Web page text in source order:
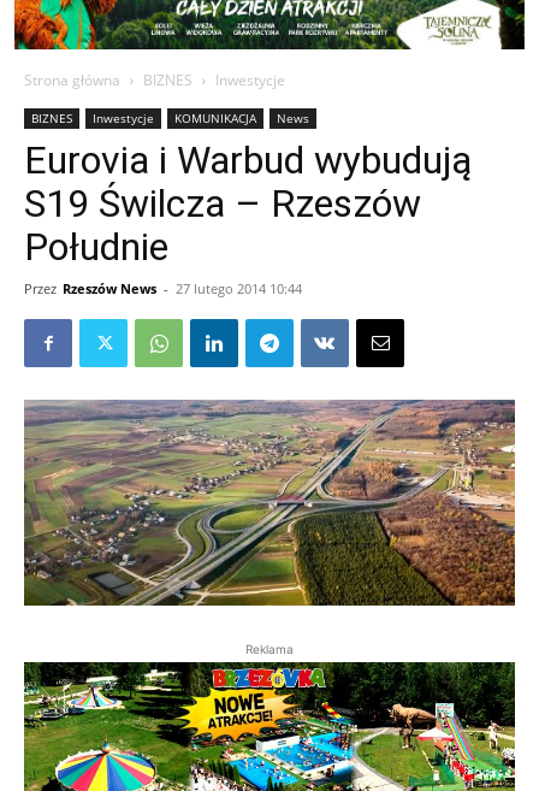
Strona główna BIZNES Inwestycje
BIZNES Inwestycje KOMUNIKACJA News
Eurovia i Warbud wybudują
S19 Świlcza – Rzeszów
Południe
Przez Rzeszów News - 27 lutego 2014 10:44
Reklama